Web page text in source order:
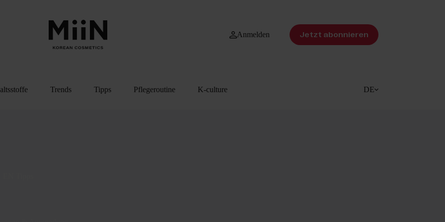
Anmelden
Jetzt abonnieren
Trends Tipps Pflegeroutine K-culture DE